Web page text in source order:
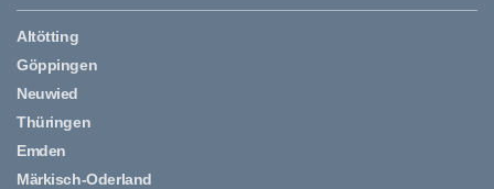
Altötting
Göppingen
Neuwied
Thüringen
Emden
Märkisch-Oderland